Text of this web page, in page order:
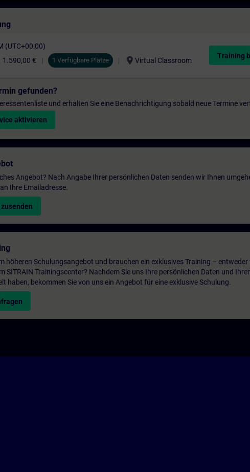
(UTC+00:00)
1.590,00 € 1 Verfügbare Plätze location_on Virtual Classroom
Training
gefunden?
und erhalten Sie eine Benachrichtigung sobald neue Termine
aktivieren
Angebot? Nach Angabe Ihrer persönlichen Daten senden wir Ihnen
Ihre Emailadresse.
höheren Schulungsangebot und brauchen ein exklusives Training – entweder
SITRAIN Trainingscenter? Nachdem Sie uns Ihre persönlichen Daten und
haben, bekommen Sie von uns ein Angebot für eine exklusive Schulung.